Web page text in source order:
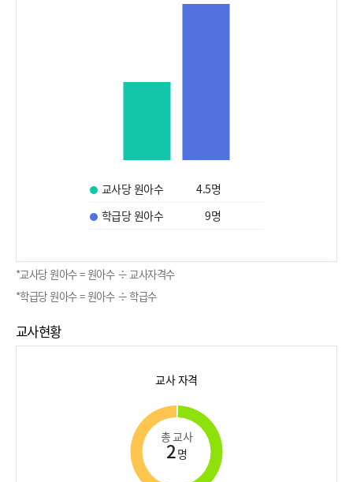
교사당 원아수 4.5명
학급당 원아수
9명
*교사당 원아수 = 원아수 ÷ 교사자격수
*학급당 원아수 = 원아수 ÷ 학급수
교사현황
교사 자격
총 교사
2명